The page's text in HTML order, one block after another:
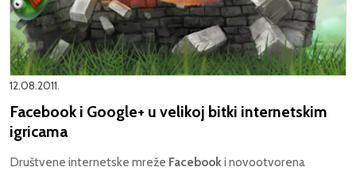
12.08.2011.
Facebook i Google+ u velikoj bitki internetskim
igricama
Društvene internetske mreže Facebooki novootvorena